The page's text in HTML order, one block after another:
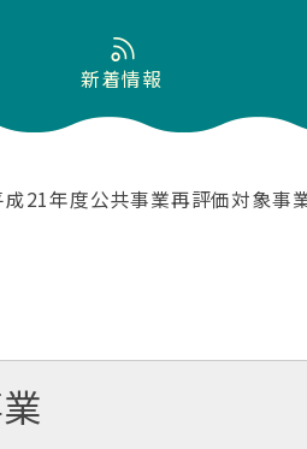
新着情報
成21年度公共事業再評価対象事